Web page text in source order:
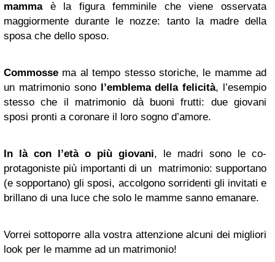
mammaè la figura femminile che viene osservata
maggiormente durante le nozze: tanto la madre della
sposa che dello sposo.
Commosse ma al tempo stesso storiche, le mamme ad
un matrimonio sono
l’emblema della felicità, l’esempio
stesso che il matrimonio dà buoni frutti: due giovani
sposi pronti a coronare il loro sogno d’amore.
In là con l’età o più giovani, le madri sono le co-
protagoniste più importanti di un matrimonio: supportano
(e sopportano) gli sposi, accolgono sorridenti gli invitati e
brillano di una luce che solo le mamme sanno emanare.
Vorrei sottoporre alla vostra attenzione alcuni dei migliori
look per le mamme ad un matrimonio!